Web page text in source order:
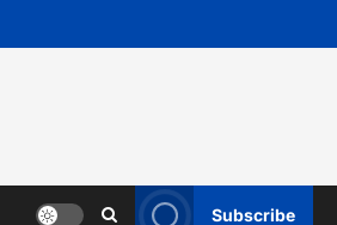
Subscribe